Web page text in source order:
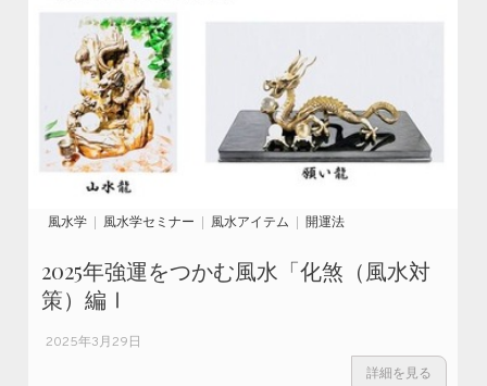
風水学 風水学セミナー 風水アイテム 開運法
2025年強運をつかむ風水「化煞（風水対
策）編Ⅰ
2025年3月29日
詳細を見る